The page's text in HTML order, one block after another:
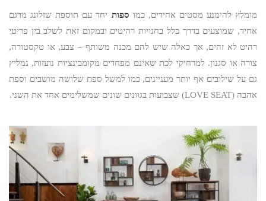
מומלץ להימנע מסטים אחידים, כמו ספות יחד עם תוספת שזלונג מדגם
אחיד, שמוצעים בדרך כלל בחנויות רהיטים ובמקום זאת לשלב בין פריטי
רהיט לא זהים, אך כאלה שיש להם מכנה משותף – צבע, או טקסטורה,
צורה או סגנון. למרחיקי לכת שאינם מפחדים מקומבינציות נועזות, נמליץ
גם על שילובים אף יותר מעניינים, כמו למשל ספת שלושה מושבים וספת
אהבה (LOVE SEAT) שצבועות בגוונים שונים שמשלימים אחד את השני.